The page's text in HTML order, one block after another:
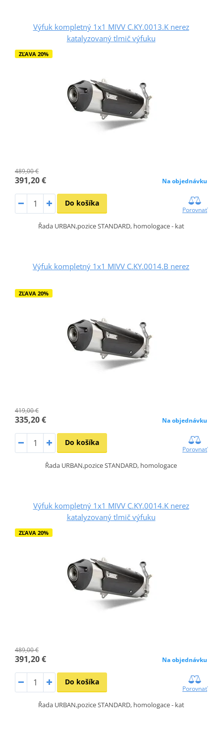
Výfuk kompletný 1x1 MIVV C.KY.0013.K nerez
katalyzovaný tlmič výfuku
ZĽAVA 20%
489,00 €
391,20 € Na objednávku
Do košíka
Porovnať
Řada URBAN,pozice STANDARD, homologace - kat
Výfuk kompletný 1x1 MIVV C.KY.0014.B nerez
ZĽAVA 20%
419,00 €
335,20 € Na objednávku
Do košíka
Porovnať
Řada URBAN,pozice STANDARD, homologace
Výfuk kompletný 1x1 MIVV C.KY.0014.K nerez
katalyzovaný tlmič výfuku
ZĽAVA 20%
489,00 €
391,20 € Na objednávku
Do košíka
Porovnať
Řada URBAN,pozice STANDARD, homologace - kat